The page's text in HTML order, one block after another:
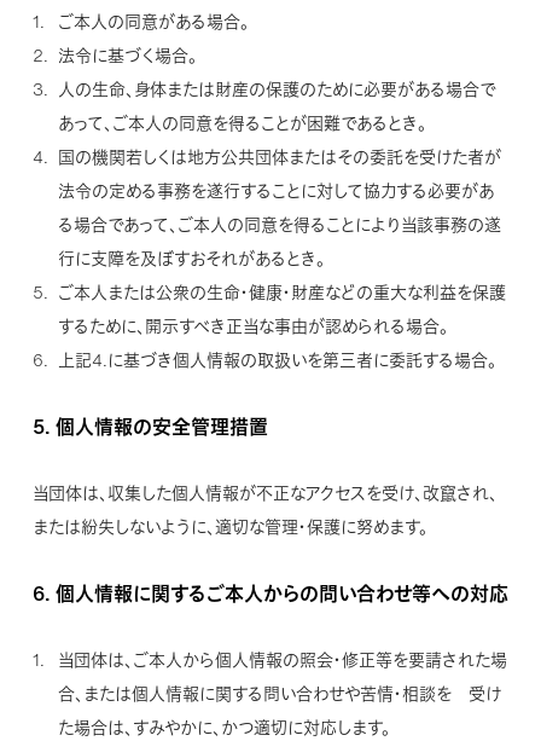
ご本人の同意がある場合。
法令に基づく場合。
人の生命、身体または財産の保護のために必要がある場合で
あって、ご本人の同意を得ることが困難であるとき。
国の機関若しくは地方公共団体またはその委託を受けた者が
法令の定める事務を遂行することに対して協力する必要があ
る場合であって、ご本人の同意を得ることにより当該事務の遂
行に支障を及ぼすおそれがあるとき。
ご本人または公衆の生命・健康・財産などの重大な利益を保護
するために、開示すべき正当な事由が認められる場合。
上記4.に基づき個人情報の取扱いを第三者に委託する場合。
5. 個人情報の安全管理措置
当団体は、収集した個人情報が不正なアクセスを受け、改竄され、
または紛失しないように、適切な管理・保護に努めます。
6. 個人情報に関するご本人からの問い合わせ等への対応
当団体は、ご本人から個人情報の照会・修正等を要請された場
合、または個人情報に関する問い合わせや苦情・相談を 受け
た場合は、すみやかに、かつ適切に対応します。